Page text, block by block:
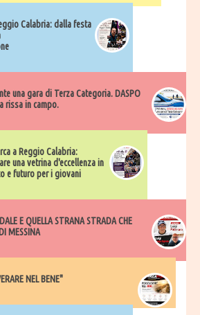
Calabria: dalla festa
una gara di Terza Categoria. DASPO
rissa in campo.
a Reggio Calabria:
una vetrina d'eccellenza in
e futuro per i giovani
E QUELLA STRANA STRADA CHE
MESSINA
NEL BENE"